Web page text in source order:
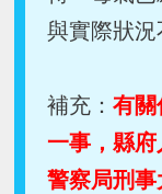
與實際狀況
補充：有關
一事，縣
警察局刑